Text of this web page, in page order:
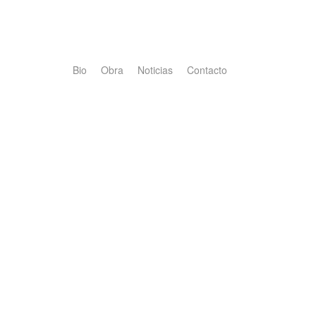
Bio Obra Noticias Contacto